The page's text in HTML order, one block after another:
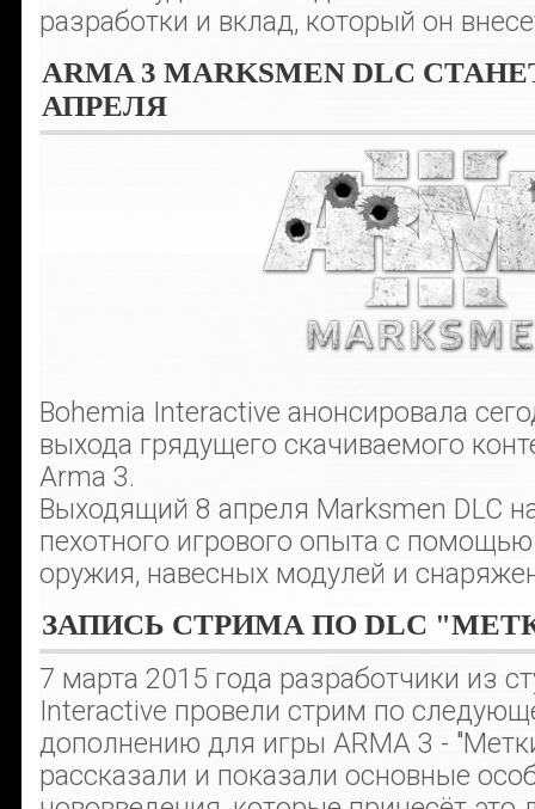
разработки и вклад, который он
ARMA 3 MARKSMEN DLC
АПРЕЛЯ
Bohemia Interactive анонсировала
выхода грядущего скачиваемого
Arma 3.
Выходящий 8 апреля Marksmen DLC
пехотного игрового опыта с
оружия, навесных модулей и
ЗАПИСЬ СТРИМА ПО DLC
7 марта 2015 года разработчики из
Interactive провели стрим по
дополнению для игры ARMA 3 -
рассказали и показали основные